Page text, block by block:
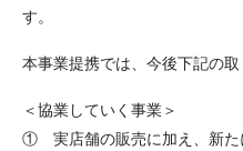
す。
本事業提携では、今後下記の取
＜協業していく事業＞
① 実店舗の販売に加え、新た